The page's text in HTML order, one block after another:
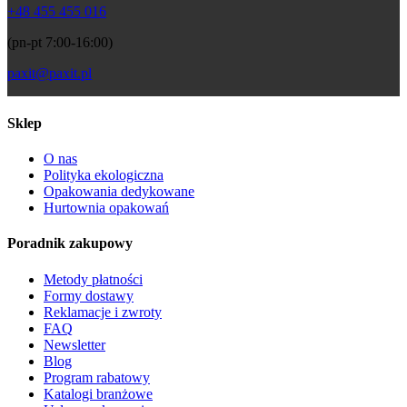
+48 455 455 016
(pn-pt 7:00-16:00)
paxit@paxit.pl
Sklep
O nas
Polityka ekologiczna
Opakowania dedykowane
Hurtownia opakowań
Poradnik zakupowy
Metody płatności
Formy dostawy
Reklamacje i zwroty
FAQ
Newsletter
Blog
Program rabatowy
Katalogi branżowe